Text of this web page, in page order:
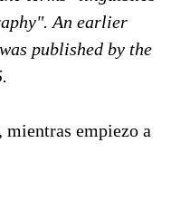
An earlier
published by the
mientras empiezo a